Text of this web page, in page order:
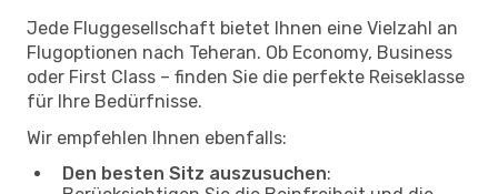
Jede Fluggesellschaft bietet Ihnen eine Vielzahl an
Flugoptionen nach Teheran. Ob Economy, Business
oder First Class – finden Sie die perfekte Reiseklasse
für Ihre Bedürfnisse.
Wir empfehlen Ihnen ebenfalls:
Den besten Sitz auszusuchen: